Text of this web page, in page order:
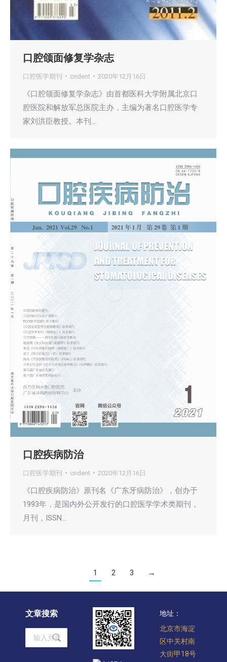
口腔颌面修复学杂志
口腔医学期刊 cndent 2020年12月16日
《口腔颌面修复学杂志》由首都医科大学附属北京口
腔医院和解放军总医院主办，主编为著名口腔医学专
家刘洪臣教授。本刊…
口腔疾病防治
口腔医学期刊 cndent 2020年12月16日
《口腔疾病防治》原刊名《广东牙病防治》，创办于
1993年，是国内外公开发行的口腔医学学术类期刊，
月刊，ISSN…
1 2 3 →
文章搜索
Search:
地址：
北京市海淀
区中关村南
大街甲18号